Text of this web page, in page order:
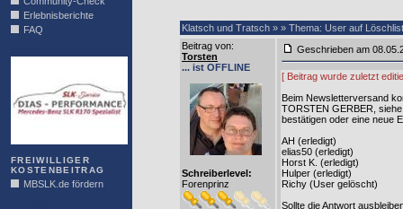
Erlebnisberichte
FAQ
FREIWILLIGER
KOSTENBEITRAG
MBSLK.de fördern
Klatsch und Tratsch » » Thema: User auf
Beitrag von:
Torsten
... ist OFFLINE
Schreiberlevel:
Forenprinz
Geschrieben am
[ Beitrag wurde zuletzt
Beim Newsletterversand
TORSTEN GERBER,
bestätigen oder eine neue
AH (erledigt)
elias50 (erledigt)
Horst K. (erledigt)
Hulper (erledigt)
Richy (User gelöscht)
Sollte die Antwort